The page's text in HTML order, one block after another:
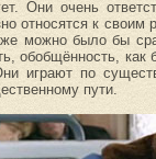
Они очень
относятся к
можно было бы
обобщённость,
играют по
пути.